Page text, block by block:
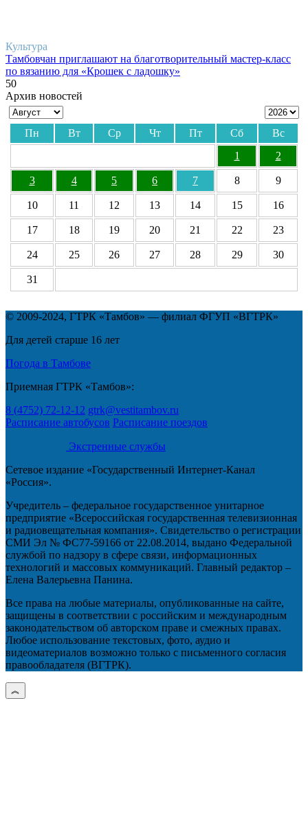
Культура
Тамбовчан приглашают на благотворительный мастер-класс
по вязанию для «Крошек с ладошку»
50
Архив новостей
Пн Вт Ср Чт Пт Сб
Вс
1
2
3 4 5 6 7 8 9
10 11 12 13 14 15 16
17 18 19 20 21 22 23
24 25 26 27 28 29 30
31
© 2009-2024, ГТРК «Тамбов» — филиал ФГУП «ВГТРК»
Для детей старше 16 лет
Погода в Тамбове
Приемная ГТРК «Тамбов»:
8 (4752) 72-12-12 gtrk@vestitambov.ru
Расписание автобусов Расписание поездов
Экстренные службы
Сетевое издание «Государственный Интернет-Канал
«Россия».
Учредитель – федеральное государственное унитарное
предприятие «Всероссийская государственная телевизионная
и радиовещательная компания». Свидетельство о регистрации
СМИ Эл № ФС77-59166 от 22.08.2014, выдано Федеральной
службой по надзору в сфере связи, информационных
технологий и массовых коммуникаций. Главный редактор –
Елена Валерьевна Панина.
Все права на любые материалы, опубликованные на сайте,
защищены в соответствии с российским и международным
законодательством об авторском праве и смежных правах.
Любое использование текстовых, фото, аудио и
видеоматериалов возможно только с письменного согласия
правообладателя (ВГТРК).